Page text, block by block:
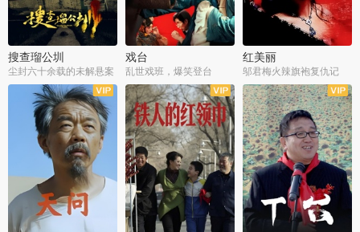
搜查瑠公圳
尘封六十余载的未解悬案
戏台
乱世戏班，爆笑登台
红美丽
邬君梅火辣旗袍复仇记